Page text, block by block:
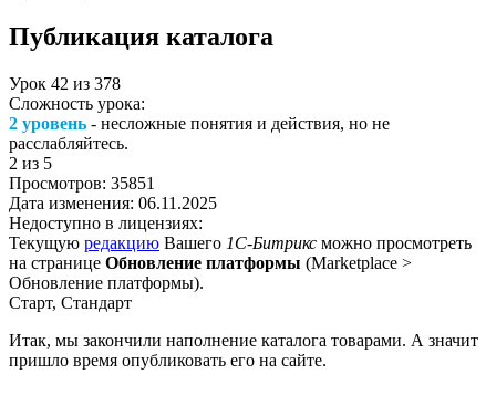
Публикация каталога
Урок 42 из 378
Сложность урока:
2 уровень - несложные понятия и действия, но не
расслабляйтесь.
2 из 5
Просмотров: 35851
Дата изменения: 06.11.2025
Недоступно в лицензиях:
Текущую редакцию Вашего 1С-Битрикс можно просмотреть
на странице Обновление платформы (Marketplace >
Обновление платформы).
Старт, Стандарт
Итак, мы закончили наполнение каталога товарами. А значит
пришло время опубликовать его на сайте.